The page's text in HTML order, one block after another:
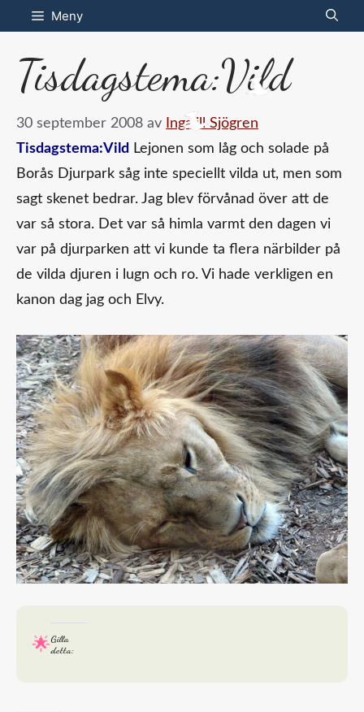
Hoppa
till
innehåll
Meny
Tisdagstema:Vild
30 september 2008 av
Ingalill Sjögren
Tisdagstema:Vild Lejonen som låg och solade på
Borås Djurpark såg inte speciellt vilda ut, men som
sagt skenet bedrar. Jag blev förvånad över att de
var så stora. Det var så himla varmt den dagen vi
var på djurparken att vi kunde ta flera närbilder på
de vilda djuren i lugn och ro. Vi hade verkligen en
kanon dag jag och Elvy.
Gilla
detta: